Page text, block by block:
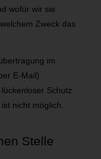
wofür wir sie
Zweck das
im
E-Mail)
Schutz
nicht möglich.
Stelle